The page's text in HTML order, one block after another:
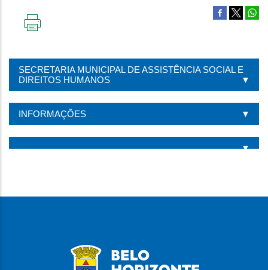
SECRETARIA MUNICIPAL DE ASSISTÊNCIA SOCIAL E
DIREITOS HUMANOS
INFORMAÇÕES